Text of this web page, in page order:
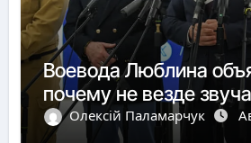
Воевода Люблина
почему не везде
Олексій Паламарчук